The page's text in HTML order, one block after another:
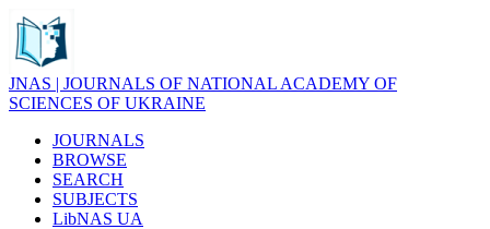
JNAS | JOURNALS OF NATIONAL ACADEMY OF
SCIENCES OF UKRAINE
JOURNALS
BROWSE
SEARCH
SUBJECTS
LibNAS UA